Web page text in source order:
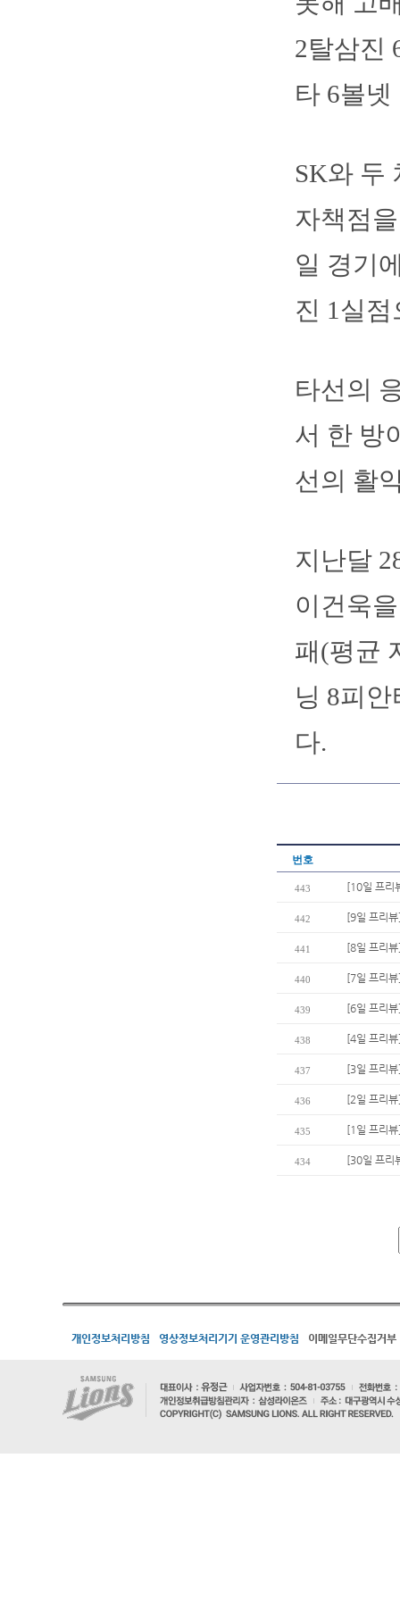
2탈삼진
타 6볼
SK와 두
자책점
일 경기
진 1실
타선의
서 한 방
선의 활
지난달
이건욱
패(평균
닝 8피
다.
번호
443 [10일 프리
442 [9일 프리
441 [8일 프리
440 [7일 프리
439 [6일 프리
438 [4일 프리
437 [3일 프리
436 [2일 프리
435 [1일 프리
434 [30일 프리
개인정보처리방침 영상정보처리기기 운영관리방침 이메일무단수집거부